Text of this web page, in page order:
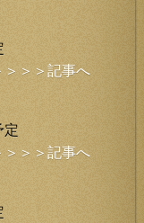
＞＞＞記事へ
＞＞＞記事へ